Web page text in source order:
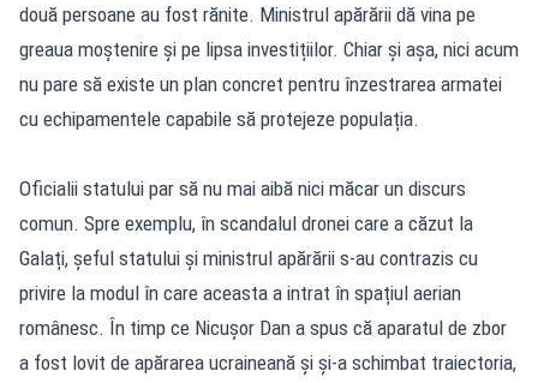
două persoane au fost rănite. Ministrul apărării dă vina pe
greaua moștenire și pe lipsa investițiilor. Chiar și așa, nici acum
nu pare să existe un plan concret pentru înzestrarea armatei
cu echipamentele capabile să protejeze populația.
Oficialii statului par să nu mai aibă nici măcar un discurs
comun. Spre exemplu, în scandalul dronei care a căzut la
Galați, șeful statului și ministrul apărării s-au contrazis cu
privire la modul în care aceasta a intrat în spațiul aerian
românesc. În timp ce Nicușor Dan a spus că aparatul de zbor
a fost lovit de apărarea ucraineană și și-a schimbat traiectoria,